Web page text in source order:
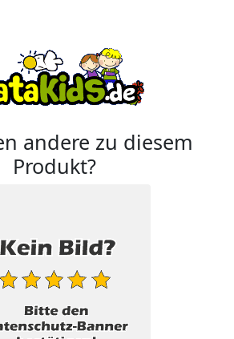
andere zu diesem
Produkt?